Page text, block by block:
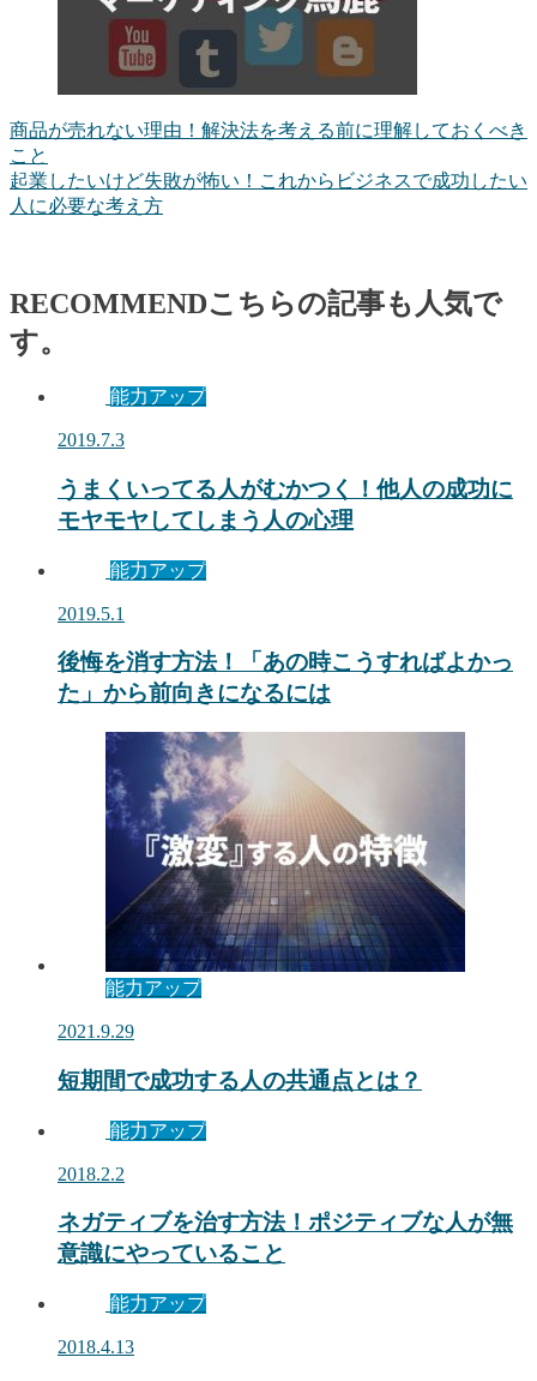
商品が売れない理由！解決法を考える前に理解しておくべき
こと
起業したいけど失敗が怖い！これからビジネスで成功したい
人に必要な考え方
RECOMMENDこちらの記事も人気で
す。
能力アップ
2019.7.3
うまくいってる人がむかつく！他人の成功に
モヤモヤしてしまう人の心理
能力アップ
2019.5.1
後悔を消す方法！「あの時こうすればよかっ
た」から前向きになるには
能力アップ
2021.9.29
短期間で成功する人の共通点とは？
能力アップ
2018.2.2
ネガティブを治す方法！ポジティブな人が無
意識にやっていること
能力アップ
2018.4.13